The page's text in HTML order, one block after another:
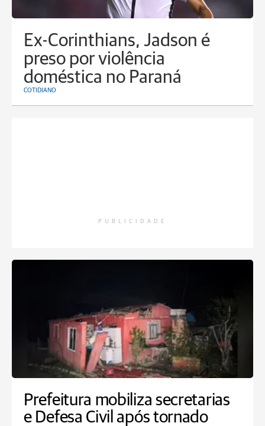
Ex-Corinthians, Jadson é
preso por violência
doméstica no Paraná
COTIDIANO
PUBLICIDADE
Prefeitura mobiliza secretarias
e Defesa Civil após tornado